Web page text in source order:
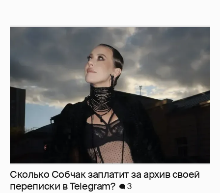
Сколько Собчак заплатит за архив своей
перeписки в Telegram?
3